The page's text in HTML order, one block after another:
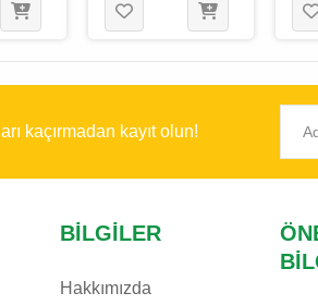
x 52 Cm
kaçırmadan kayıt olun!
BILGILER
Hakkımızda